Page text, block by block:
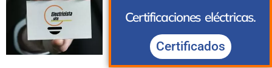
Certificaciones eléctricas.
Certificados